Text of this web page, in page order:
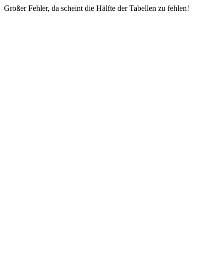
Großer Fehler, da scheint die Hälfte der Tabellen zu fehlen!